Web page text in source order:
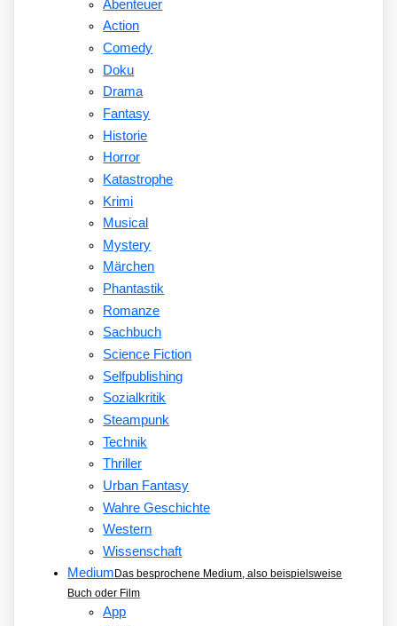
Abenteuer
Action
Comedy
Doku
Drama
Fantasy
Historie
Horror
Katastrophe
Krimi
Musical
Mystery
Märchen
Phantastik
Romanze
Sachbuch
Science Fiction
Selfpublishing
Sozialkritik
Steampunk
Technik
Thriller
Urban Fantasy
Wahre Geschichte
Western
Wissenschaft
Medium Das besprochene Medium, also beispielsweise
Buch oder Film
App